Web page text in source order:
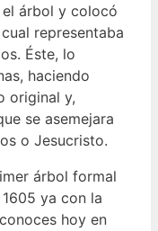
árbol y colocó
representaba
Éste, lo
haciendo
original y,
se asemejara
o Jesucristo.
árbol formal
ya con la
hoy en